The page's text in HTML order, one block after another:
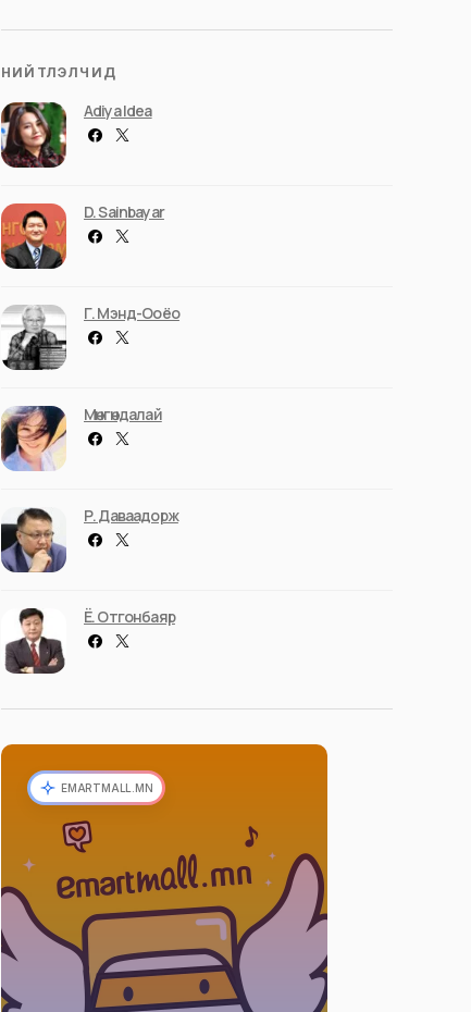
НИЙТЛЭЛЧИД
Adiya Idea
D. Sainbayar
Г. Мэнд-Ооёо
Мөнгөндалай
Р. Даваадорж
Ё. Отгонбаяр
EMARTMALL.MN